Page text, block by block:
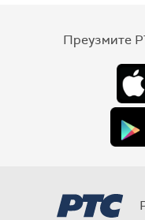
Преузмите